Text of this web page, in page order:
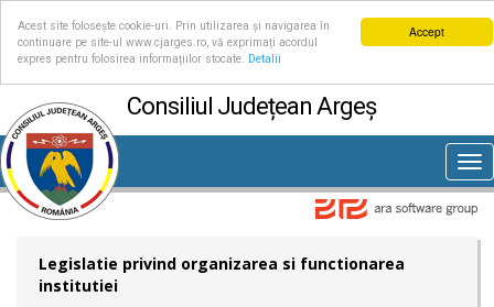
Accept
Acest site folosește cookie-uri. Prin utilizarea și navigarea în
continuare pe site-ul www.cjarges.ro, vă exprimați acordul
expres pentru folosirea informațiilor stocate.
Detalii
Consiliul Județean Argeș
Legislatie privind organizarea si functionarea
institutiei